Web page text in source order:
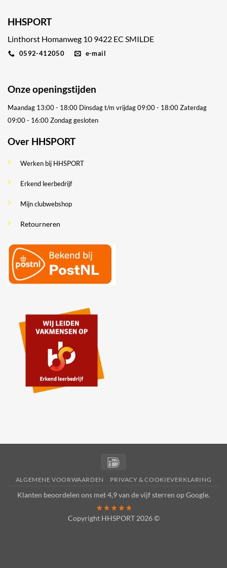
HHSPORT
Linthorst Homanweg 10 9422 EC SMILDE
0592-412050 e-mail
Onze openingstijden
Maandag 13:00 - 18:00 Dinsdag t/m vrijdag 09:00 - 18:00Zaterdag
09:00 - 16:00Zondag gesloten
Over HHSPORT
Werken bij HHSPORT
Erkend leerbedrijf
Mijn clubwebshop
Retourneren
ALGEMENE VOORWAARDEN PRIVACY & COOKIEVERKLARING
Klanten beoordelen ons met 4,9 van de vijf sterren opGoogle.
Copyright HHSPORT 2026 ©